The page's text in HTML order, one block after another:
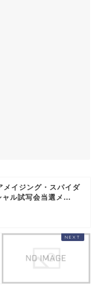
メイジング・スパイダ
ャル試写会当選メ...